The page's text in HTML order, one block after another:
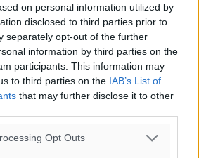
on personal information utilized by
disclosed to third parties prior to
separately opt-out of the further
information by third parties on the
participants. This information may
to third parties on the IAB’s List of
that may further disclose it to other
Opt Outs
δημοτικό τουριστικό γραφείο στην
αποκλειστικά τον εκάστοτε
δεν υιοθετεί αυτές τις
το δικαίωμα να διαγράψουμε όποια